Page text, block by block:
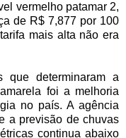
vermelho patamar 2,
de R$ 7,877 por 100
mais alta não era
que determinaram a
foi a melhoria
no país. A agência
a previsão de chuvas
continua abaixo